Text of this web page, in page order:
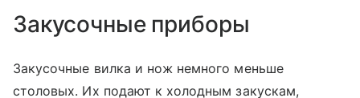
Закусочные приборы
Закусочные вилка и нож немного меньше
столовых. Их подают к холодным закускам,